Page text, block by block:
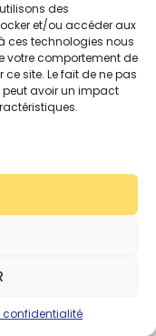
des
et/ou accéder aux
ces technologies nous
votre comportement de
site. Le fait de ne pas
peut avoir un impact
confidentialité
c’est pouvoir y
réparation et la
avec un
100% des
mode plutôt
vertueux de la
une meilleure
en